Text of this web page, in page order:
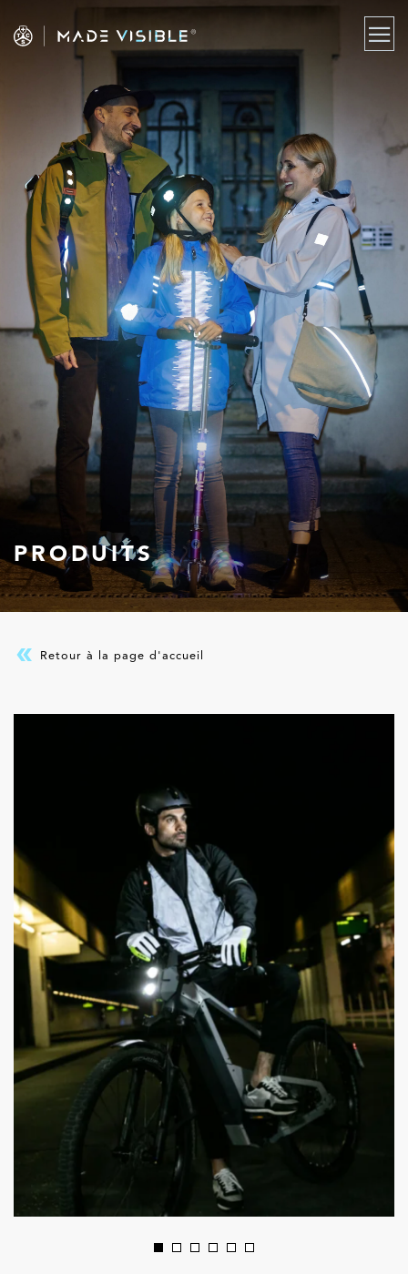
PRODUITS
Retour à la page d'accueil